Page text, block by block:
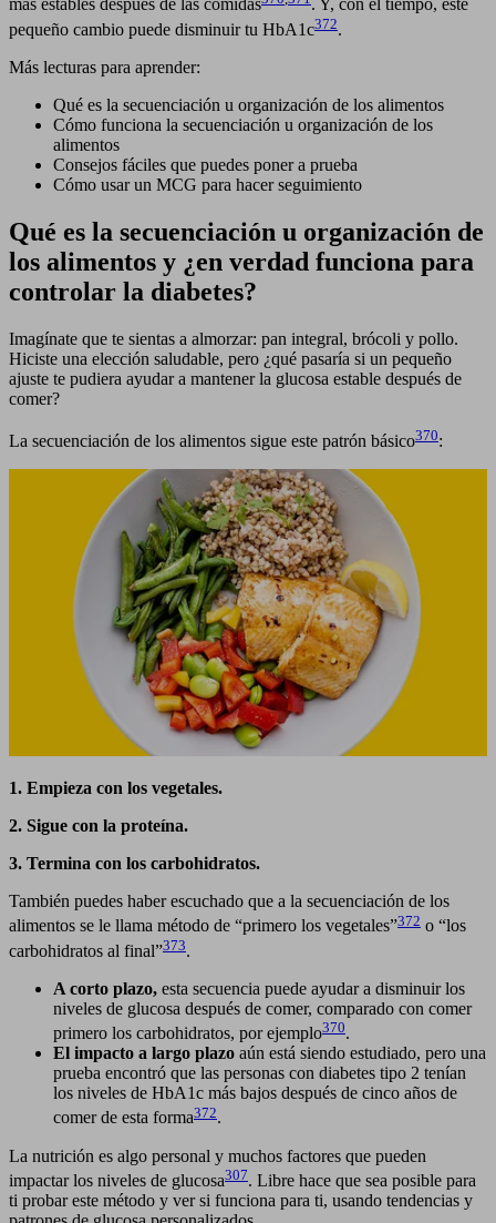
más estables después de las comidas
. Y, con el tiempo, este
pequeño cambio puede disminuir tu HbA1c372.
Más lecturas para aprender:
Qué es la secuenciación u organización de los alimentos
Cómo funciona la secuenciación u organización de los
alimentos
Consejos fáciles que puedes poner a prueba
Cómo usar un MCG para hacer seguimiento
Qué es la secuenciación u organización de
los alimentos y ¿en verdad funciona para
controlar la diabetes?
Imagínate que te sientas a almorzar: pan integral, brócoli y pollo.
Hiciste una elección saludable, pero ¿qué pasaría si un pequeño
ajuste te pudiera ayudar a mantener la glucosa estable después de
comer?
La secuenciación de los alimentos sigue este patrón básico370:
1. Empieza con los vegetales.
2. Sigue con la proteína.
3. Termina con los carbohidratos.
También puedes haber escuchado que a la secuenciación de los
alimentos se le llama método de “primero los vegetales”372 o “los
carbohidratos al final”373.
A corto plazo, esta secuencia puede ayudar a disminuir los
niveles de glucosa después de comer, comparado con comer
primero los carbohidratos, por ejemplo370.
El impacto a largo plazo aún está siendo estudiado, pero una
prueba encontró que las personas con diabetes tipo 2 tenían
los niveles de HbA1c más bajos después de cinco años de
comer de esta forma372.
La nutrición es algo personal y muchos factores que pueden
impactar los niveles de glucosa307. Libre hace que sea posible para
ti probar este método y ver si funciona para ti, usando tendencias y